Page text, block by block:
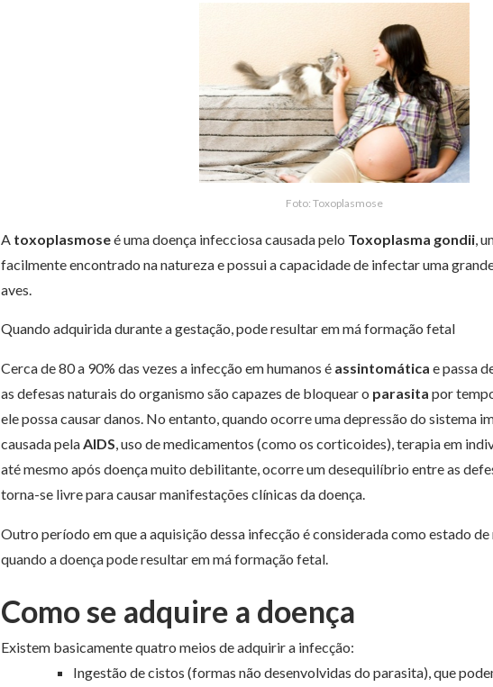
Foto: Toxoplasmose
A toxoplasmoseé uma doença infecciosa causada pelo Toxoplasma gondii ,
facilmente encontrado na natureza e possui a capacidade de infectar uma
aves.
Quando adquirida durante a gestação, pode resultar em má formação fetal
Cerca de 80 a 90% das vezes a infecção em humanos é assintomática e passa
as defesas naturais do organismo são capazes de bloquear o parasita por
ele possa causar danos. No entanto, quando ocorre uma depressão do sistema
causada pela AIDS , uso de medicamentos (como os corticoides), terapia em
até mesmo após doença muito debilitante, ocorre um desequilíbrio entre as
torna-se livre para causar manifestações clínicas da doença.
Outro período em que a aquisição dessa infecção é considerada como estado
quando a doença pode resultar em má formação fetal.
Como se adquire a doença
Existem basicamente quatro meios de adquirir a infecção:
Ingestão de cistos (formas não desenvolvidas do parasita), que